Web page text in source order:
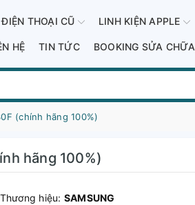
ĐIỆN THOẠI CŨ LINH KIỆN APPLE
HỆ TIN TỨC BOOKING SỬA CHỮA
(chính hãng 100%)
hãng 100%)
Thương hiệu: SAMSUNG